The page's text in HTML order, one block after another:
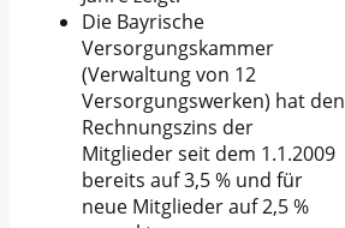
Die Bayrische
Versorgungskammer
(Verwaltung von 12
Versorgungswerken) hat den
Rechnungszins der
Mitglieder seit dem 1.1.2009
bereits auf 3,5 % und für
neue Mitglieder auf 2,5 %